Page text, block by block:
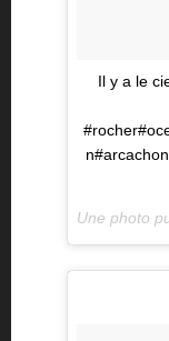
Il y a le